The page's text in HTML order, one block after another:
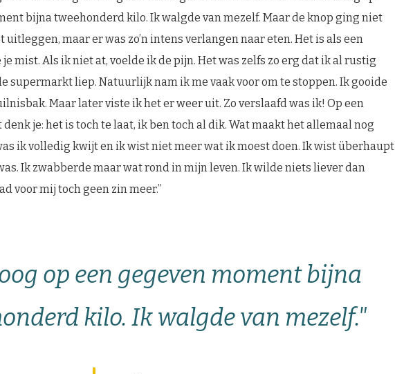
bijna tweehonderd kilo. Ik walgde van mezelf. Maar de knop ging niet
uitleggen, maar er was zo’n intens verlangen naar eten. Het is als een
mist. Als ik niet at, voelde ik de pijn. Het was zelfs zo erg dat ik al rustig
supermarkt liep. Natuurlijk nam ik me vaak voor om te stoppen. Ik gooide
Maar later viste ik het er weer uit. Zo verslaafd was ik! Op een
je: het is toch te laat, ik ben toch al dik. Wat maakt het allemaal nog
ik volledig kwijt en ik wist niet meer wat ik moest doen. Ik wist überhaupt
Ik zwabberde maar wat rond in mijn leven. Ik wilde niets liever dan
voor mij toch geen zin meer.”
op een gegeven moment bijna
kilo. Ik walgde van mezelf."